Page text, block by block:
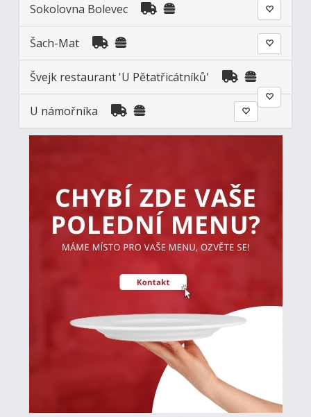
Sokolovna Bolevec
Šach-Mat
Švejk restaurant 'U Pětatřicátníků'
U námořníka